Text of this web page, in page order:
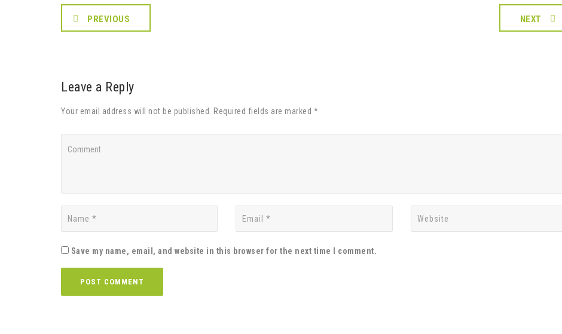
PREVIOUS NEXT
Leave a Reply
Your email address will not be published. Required fields are marked *
Save my name, email, and website in this browser for the next time I comment.